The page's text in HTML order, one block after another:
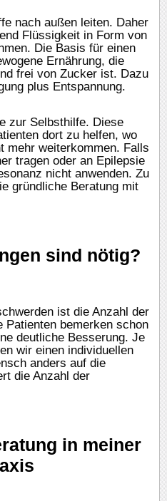
nach außen leiten. Daher
Flüssigkeit in Form von
Die Basis für einen
Ernährung, die
frei von Zucker ist. Dazu
plus Entspannung.
zur Selbsthilfe. Diese
dort zu helfen, wo
mehr weiterkommen. Falls
tragen oder an Epilepsie
nicht anwenden. Zu
gründliche Beratung mit
sind nötig?
ist die Anzahl der
Patienten bemerken schon
deutliche Besserung. Je
wir einen individuellen
anders auf die
die Anzahl der
in meiner